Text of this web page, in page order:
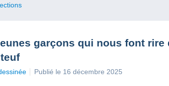
garçons qui nous font
Publié le 16 décembre 2025